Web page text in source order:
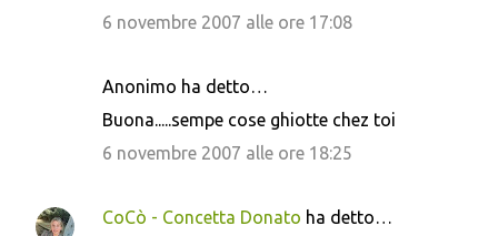
6 novembre 2007 alle ore 17:08
Anonimo ha detto…
Buona.....sempe cose ghiotte chez toi
6 novembre 2007 alle ore 18:25
CoCò - Concetta Donato ha detto…